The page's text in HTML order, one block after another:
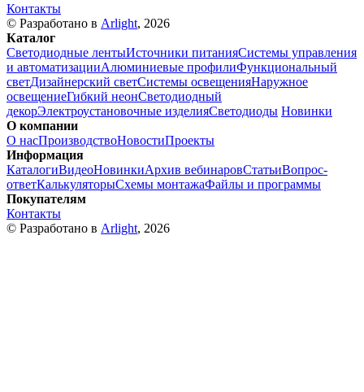
Контакты
© Разработано в Arlight, 2026
Каталог
Светодиодные лентыИсточники питанияСистемы управления
и автоматизацииАлюминиевые профилиФункциональный
светДизайнерский светСистемы освещенияНаружное
освещениеГибкий неонСветодиодный
декорЭлектроустановочные изделияСветодиоды Новинки
О компании
О насПроизводствоНовостиПроекты
Информация
КаталогиВидеоНовинкиАрхив вебинаровСтатьиВопрос-
ответКалькуляторыСхемы монтажаФайлы и программы
Покупателям
Контакты
© Разработано в Arlight, 2026